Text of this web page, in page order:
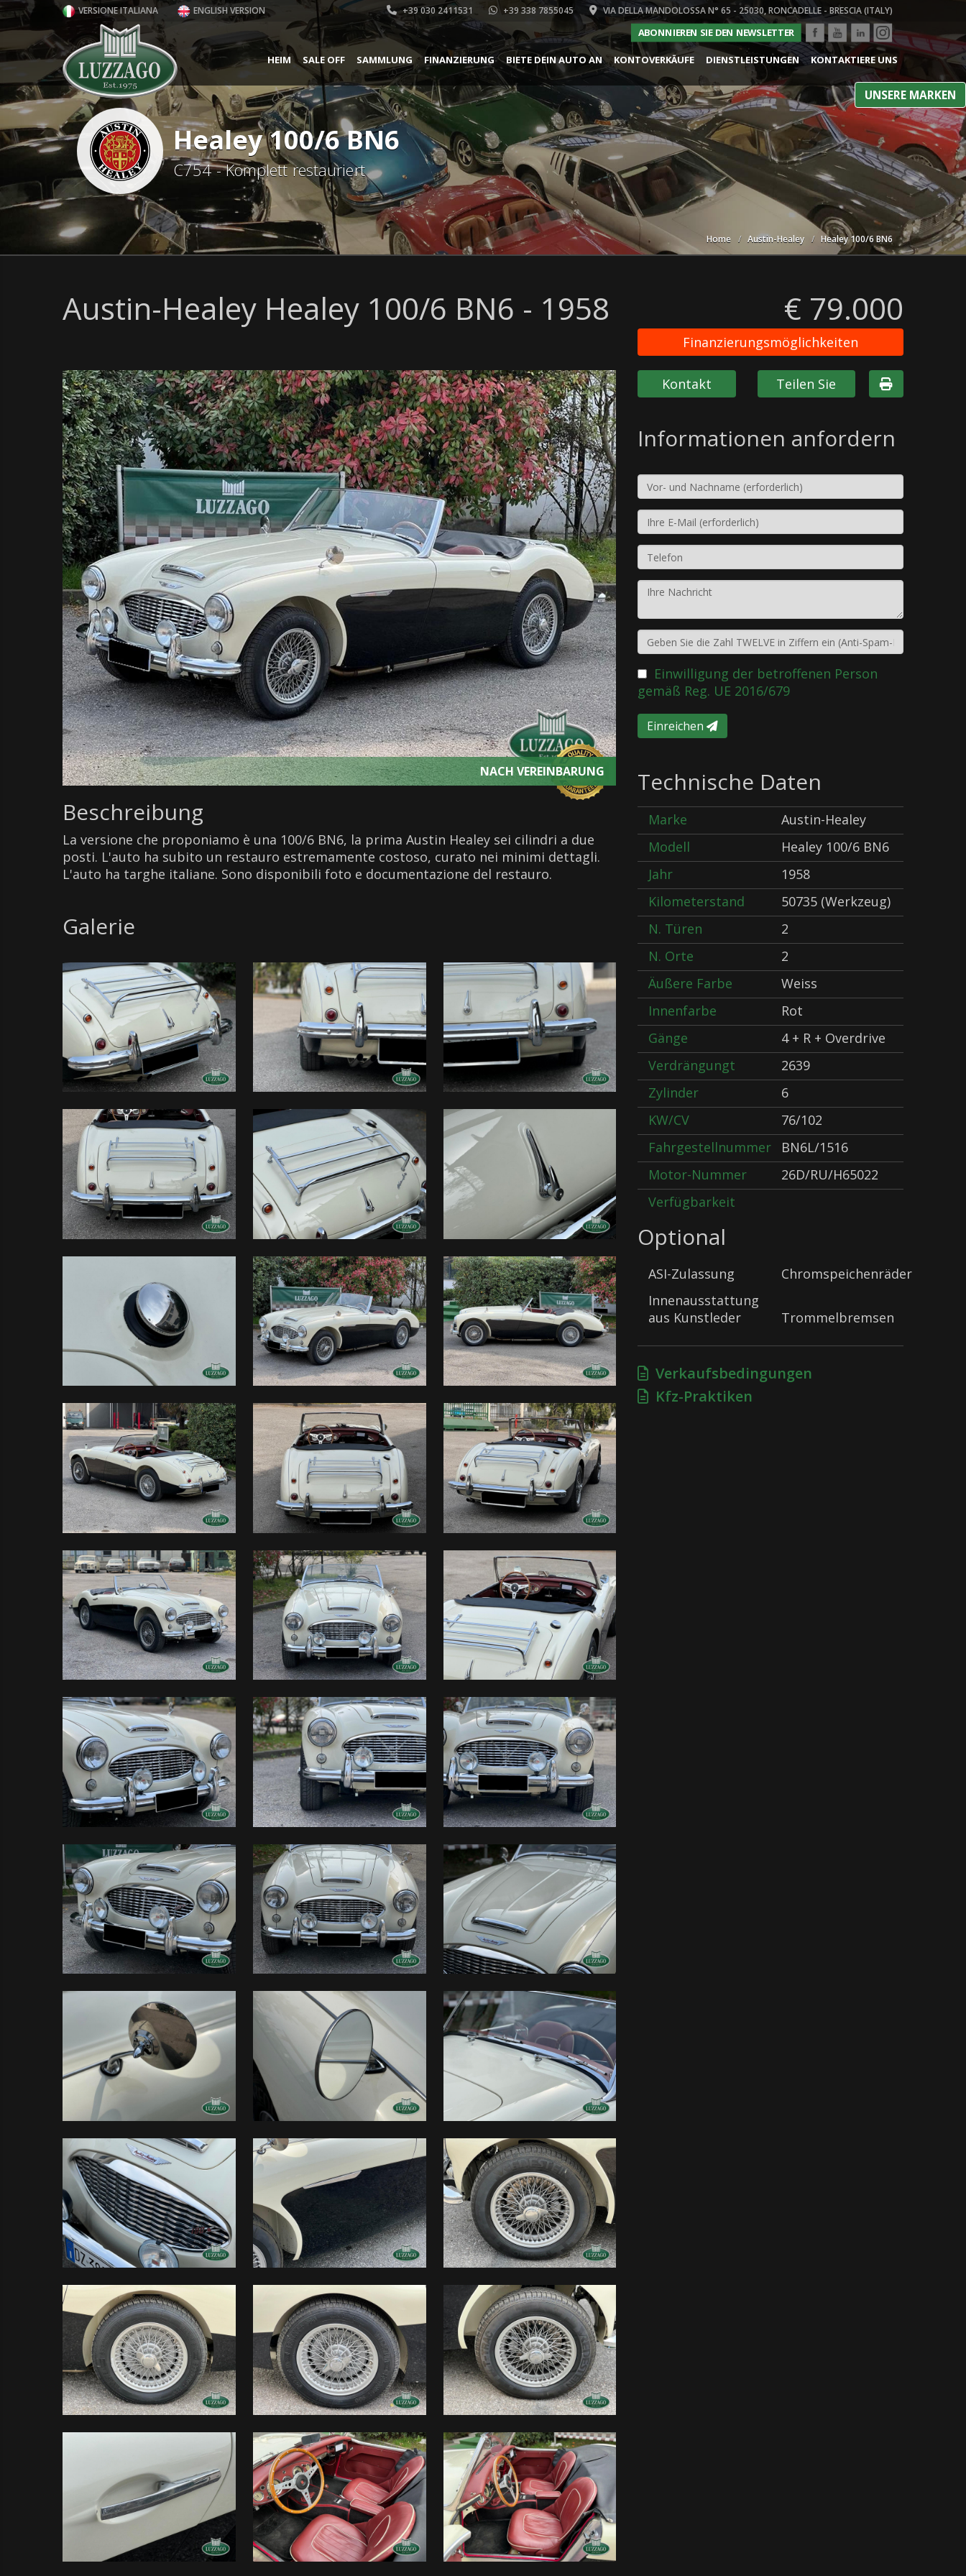
VERSIONE ITALIANA ENGLISH VERSION +39 030 2411531 +39 338 7855045 VIA DELLA MANDOLOSSA N° 65 - 25030, RONCADELLE - BRESCIA (ITALY)
ABONNIEREN SIE DEN NEWSLETTER
UNSERE MARKEN
HEIM SALE OFF SAMMLUNG FINANZIERUNG BIETE DEIN AUTO AN KONTOVERKÄUFE DIENSTLEISTUNGEN KONTAKTIERE UNS
Healey 100/6 BN6
C754 - Komplett restauriert
Home Austin-Healey Healey 100/6 BN6
Austin-Healey Healey 100/6 BN6 - 1958 € 79.000
Finanzierungsmöglichkeiten
NACH VEREINBARUNG
Beschreibung
La versione che proponiamo è una 100/6 BN6, la prima Austin Healey sei cilindri a due
posti. L'auto ha subito un restauro estremamente costoso, curato nei minimi dettagli.
L'auto ha targhe italiane. Sono disponibili foto e documentazione del restauro.
Galerie
Kontakt Teilen Sie
Informationen anfordern
Einwilligung der betroffenen Person
gemäß Reg. UE 2016/679
Einreichen
Technische Daten
Marke
Austin-Healey
Modell
Healey 100/6 BN6
Jahr
1958
Kilometerstand
50735 (Werkzeug)
N. Türen
2
N. Orte
2
Äußere Farbe
Weiss
Innenfarbe
Rot
Gänge
4 + R + Overdrive
Verdrängungt
2639
Zylinder
6
KW/CV
76/102
Fahrgestellnummer
BN6L/1516
Motor-Nummer
26D/RU/H65022
Verfügbarkeit
Optional
ASI-Zulassung
Chromspeichenräder
Innenausstattung
aus Kunstleder
Trommelbremsen
Verkaufsbedingungen
Kfz-Praktiken